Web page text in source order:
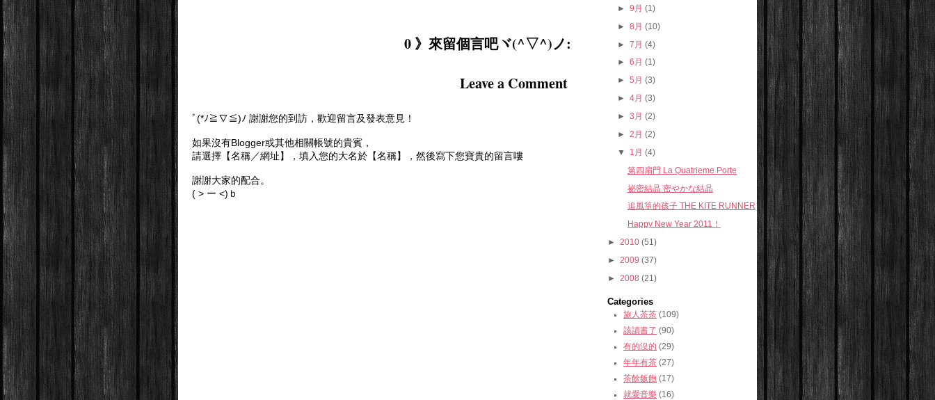
0 》來留個言吧ヾ(^▽^)ノ:
Leave a Comment
ﾞ(*ﾉ≧∇≦)ﾉ 謝謝您的到訪，歡迎留言及發表意見！
如果沒有Blogger或其他相關帳號的貴賓，
請選擇【名稱／網址】，填入您的大名於【名稱】，然後寫下您寶貴的留言嘍
謝謝大家的配合。
( > ー <)ｂ
► 9月 (1)
► 8月 (10)
► 7月 (4)
► 6月 (1)
► 5月 (3)
► 4月 (3)
► 3月 (2)
► 2月 (2)
▼ 1月 (4)
第四扇門 La Quatrieme Porte
祕密結晶 密やかな結晶
追風箏的孩子 THE KITE RUNNER
Happy New Year 2011！
► 2010 (51)
► 2009 (37)
► 2008 (21)
Categories
旅人茶茶 (109)
該讀書了 (90)
有的沒的 (29)
年年有茶 (27)
茶餘飯飽 (17)
就愛音樂 (16)